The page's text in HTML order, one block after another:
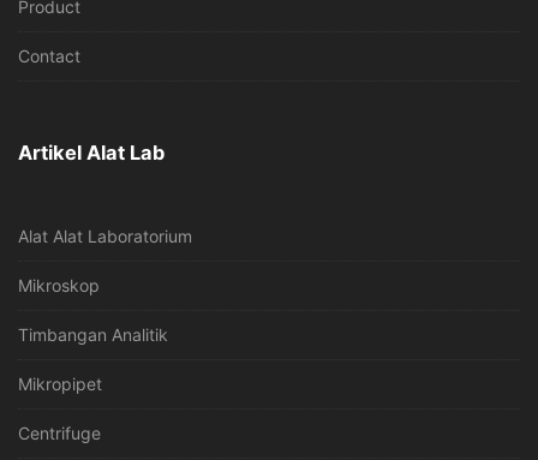
Product
Contact
Artikel Alat Lab
Alat Alat Laboratorium
Mikroskop
Timbangan Analitik
Mikropipet
Centrifuge